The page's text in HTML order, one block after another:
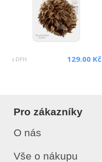
s DPH 129.00 Kč
Pro zákazníky
O nás
Vše o nákupu